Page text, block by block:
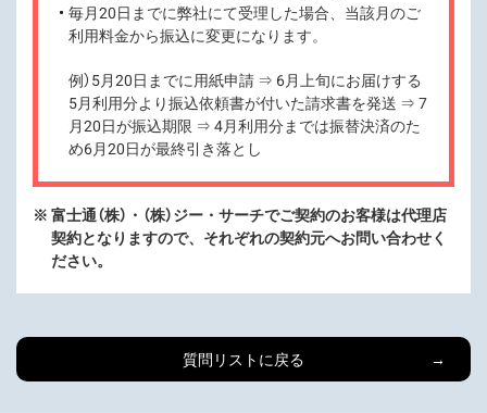
毎月20日までに弊社にて受理した場合、当該月のご
利用料金から振込に変更になります。
例）5月20日までに用紙申請 ⇒ 6月上旬にお届けする
5月利用分より振込依頼書が付いた請求書を発送 ⇒ 7
月20日が振込期限 ⇒ 4月利用分までは振替決済のた
め6月20日が最終引き落とし
※ 富士通（株）・（株）ジー・サーチでご契約のお客様は代理店
契約となりますので、それぞれの契約元へお問い合わせく
ださい。
質問リストに戻る